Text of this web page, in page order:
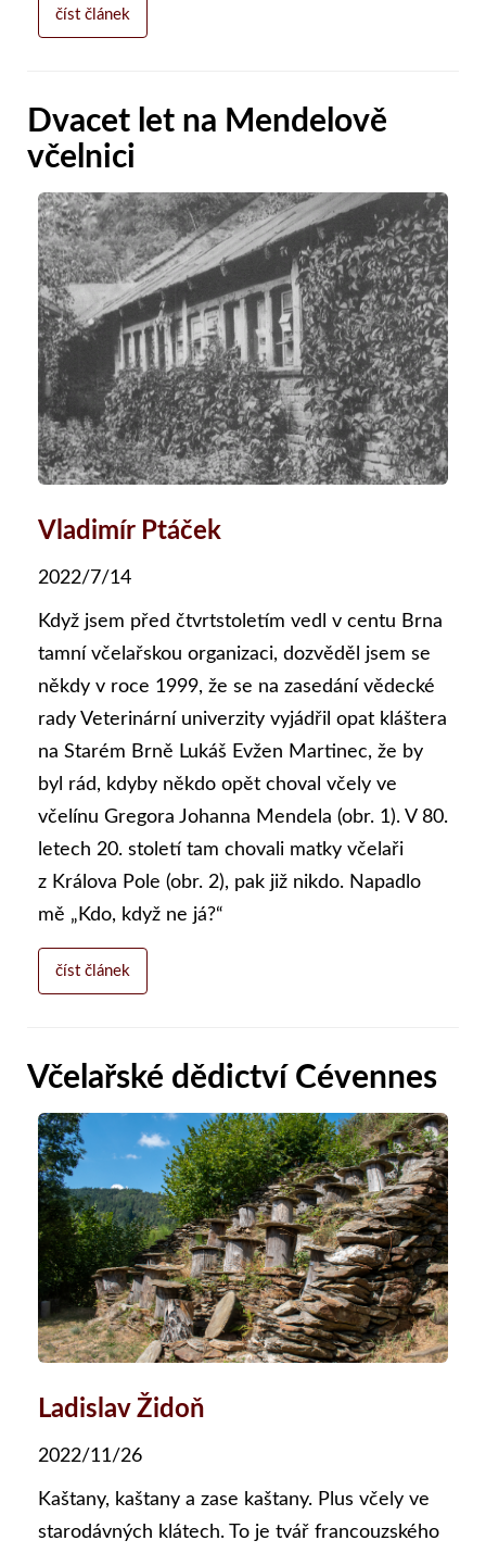
číst článek
Dvacet let na Mendelově
včelnici
Vladimír Ptáček
2022/7/14
Když jsem před čtvrtstoletím vedl v centu Brna
tamní včelařskou organizaci, dozvěděl jsem se
někdy v roce 1999, že se na zasedání vědecké
rady Veterinární univerzity vyjádřil opat kláštera
na Starém Brně Lukáš Evžen Martinec, že by
byl rád, kdyby někdo opět choval včely ve
včelínu Gregora Johanna Mendela (obr. 1). V 80.
letech 20. století tam chovali matky včelaři
z Králova Pole (obr. 2), pak již nikdo. Napadlo
mě „Kdo, když ne já?“
číst článek
Včelařské dědictví Cévennes
Ladislav Židoň
2022/11/26
Kaštany, kaštany a zase kaštany. Plus včely ve
starodávných klátech. To je tvář francouzského